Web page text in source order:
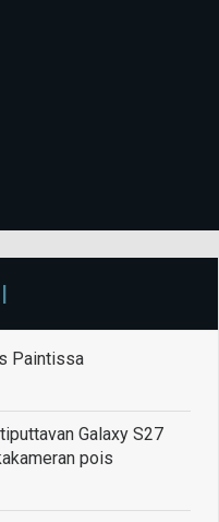
Paintissa
Galaxy S27
pois